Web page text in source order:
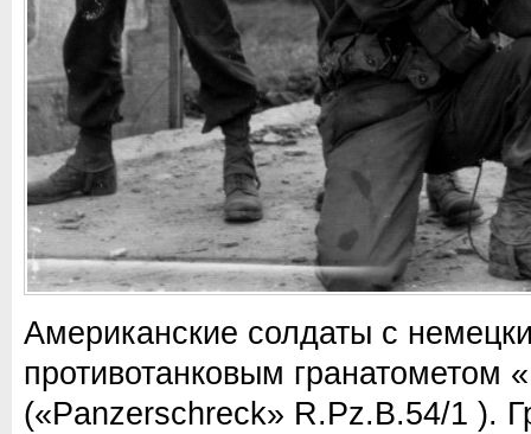
Американские солдаты с
противотанковым гранатометом
(«Panzerschreck» R.Pz.B.54/1 ).